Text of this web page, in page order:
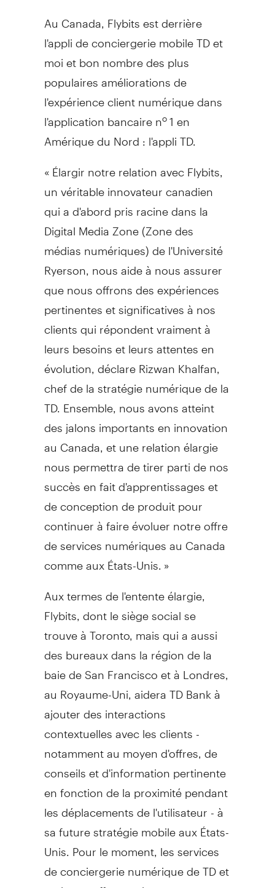
Au Canada , Flybits est derrière
l'appli de conciergerie mobile TD et
moi et bon nombre des plus
populaires améliorations de
l'expérience client numérique dans
l'application bancaire no1 en
Amérique du Nord : l'appli TD.
« Élargir notre relation avec Flybits,
un véritable innovateur canadien
qui a d'abord pris racine dans la
Digital Media Zone (Zone des
médias numériques) de l'Université
Ryerson, nous aide à nous assurer
que nous offrons des expériences
pertinentes et significatives à nos
clients qui répondent vraiment à
leurs besoins et leurs attentes en
évolution, déclareRizwan Khalfan
chef de la stratégie numérique de la
TD. Ensemble, nous avons atteint
des jalons importants en innovation
au Canada , et une relation élargie
nous permettra de tirer parti de nos
succès en fait d'apprentissages et
de conception de produit pour
continuer à faire évoluer notre offre
de services numériques au Canada
comme aux États-Unis. »
Aux termes de l'entente élargie,
Flybits, dont le siège social se
trouve àToronto, mais qui a aussi
des bureaux dans la région de la
baie deSan Franciscoet à Londres,
au Royaume-Uni, aidera TD Bank à
ajouter des interactions
contextuelles avec les clients -
notamment au moyen d'offres, de
conseils et d'information pertinente
en fonction de la proximité pendant
les déplacements de l'utilisateur - à
sa future stratégie mobile aux États-
Unis. Pour le moment, les services
de conciergerie numérique de TD et